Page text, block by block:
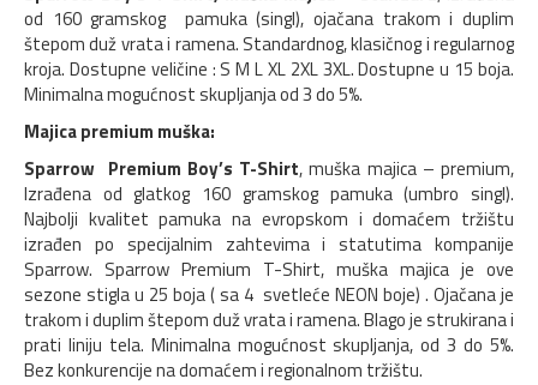
od 160 gramskog pamuka (singl), ojačana trakom i duplim
štepom duž vrata i ramena. Standardnog, klasičnog i regularnog
kroja. Dostupne veličine : S M L XL 2XL 3XL. Dostupne u 15 boja.
Minimalna mogućnost skupljanja od 3 do 5%.
Majica premium muška:
Sparrow Premium Boy’s T-Shirt, muška majica – premium,
Izrađena od glatkog 160 gramskog pamuka (umbro singl).
Najbolji kvalitet pamuka na evropskom i domaćem tržištu
izrađen po specijalnim zahtevima i statutima kompanije
Sparrow. Sparrow Premium T-Shirt, muška majica je ove
sezone stigla u 25 boja ( sa 4 svetleće NEON boje) . Ojačana je
trakom i duplim štepom duž vrata i ramena. Blago je strukirana i
prati liniju tela. Minimalna mogućnost skupljanja, od 3 do 5%.
Bez konkurencije na domaćem i regionalnom tržištu.